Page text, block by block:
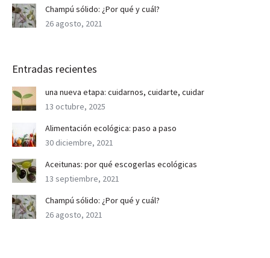
Champú sólido: ¿Por qué y cuál?
26 agosto, 2021
Entradas recientes
una nueva etapa: cuidarnos, cuidarte, cuidar
13 octubre, 2025
Alimentación ecológica: paso a paso
30 diciembre, 2021
Aceitunas: por qué escogerlas ecológicas
13 septiembre, 2021
Champú sólido: ¿Por qué y cuál?
26 agosto, 2021